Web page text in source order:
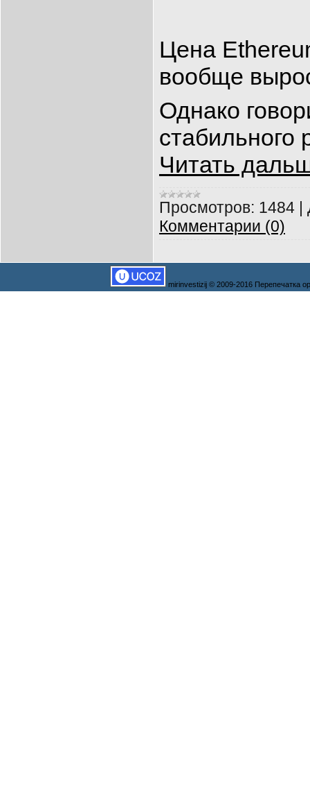
Цена
вообще
Однако
стабильного
Читать
Просмотров: 1484 |
Комментарии (0)
mirinvestizij © 2009-2016 Перепечатка